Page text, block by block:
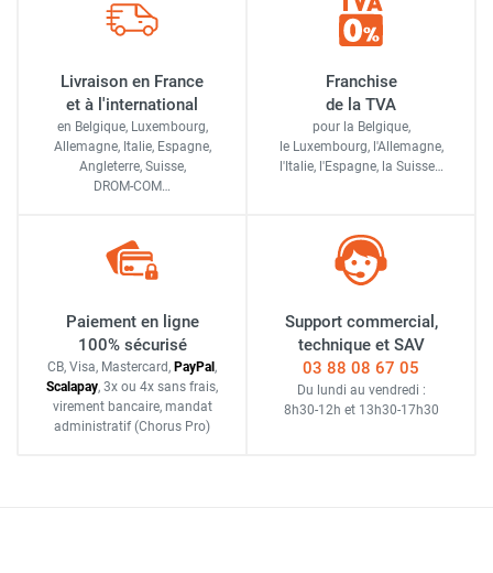
Livraison en France
et à l'international
en Belgique, Luxembourg,
Allemagne, Italie, Espagne,
Angleterre, Suisse,
DROM-COM…
Franchise
de la TVA
pour la Belgique,
le Luxembourg, l'Allemagne,
l'Italie, l'Espagne, la Suisse…
Paiement en ligne
100% sécurisé
CB, Visa, Mastercard, PayPal ,
Scalapay, 3x ou 4x sans frais,
virement bancaire, mandat
administratif (Chorus Pro)
Support commercial,
technique et SAV
03 88 08 67 05
Du lundi au vendredi :
8h30-12h et 13h30-17h30